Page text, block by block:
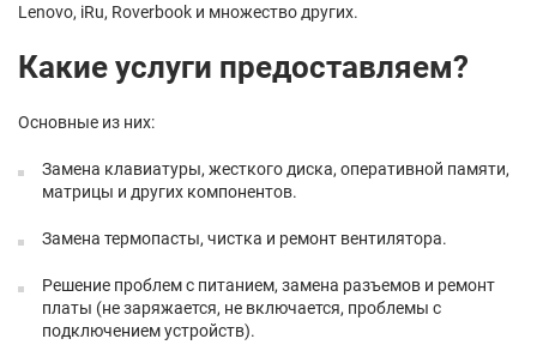
Lenovo, iRu, Roverbook и множество других.
Какие услуги предоставляем?
Основные из них:
Замена клавиатуры, жесткого диска, оперативной памяти,
матрицы и других компонентов.
Замена термопасты, чистка и ремонт вентилятора.
Решение проблем с питанием, замена разъемов и ремонт
платы (не заряжается, не включается, проблемы с
подключением устройств).